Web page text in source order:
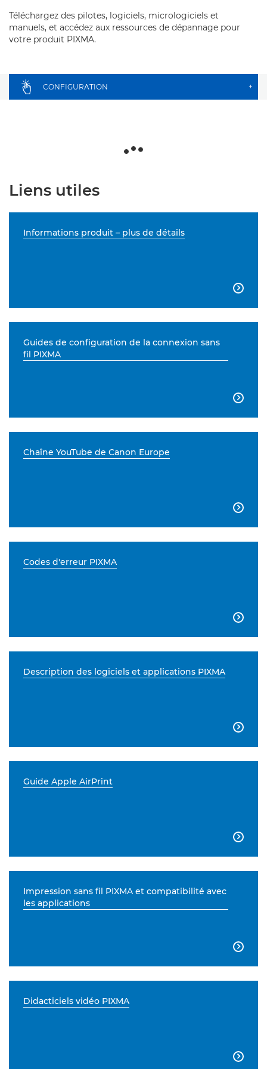
Téléchargez des pilotes, logiciels, micrologiciels et
manuels, et accédez aux ressources de dépannage pour
votre produit PIXMA.
CONFIGURATION +
Liens utiles
Informations produit – plus de détails

Guides de configuration de la connexion sans
fil PIXMA

Chaîne YouTube de Canon Europe

Codes d'erreur PIXMA

Description des logiciels et applications PIXMA

Guide Apple AirPrint

Impression sans fil PIXMA et compatibilité avec
les applications

Didacticiels vidéo PIXMA
